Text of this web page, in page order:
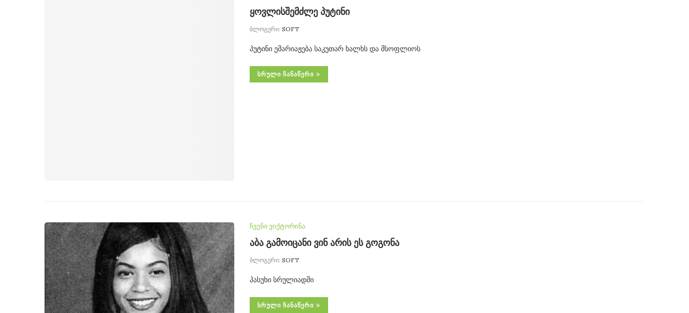
ყოვლისშემძლე პუტინი
ბლოგერი: SOFT
პუტინი ემარიაჟება საკუთარ ხალხს და მსოფლიოს
ᲡᲠᲣᲚᲘ ᲩᲐᲜᲐᲬᲔᲠᲘ
ჩვენი ვიქტორინა
აბა გამოიცანი ვინ არის ეს გოგონა
ბლოგერი: SOFT
პასუხი სრულიადში
ᲡᲠᲣᲚᲘ ᲩᲐᲜᲐᲬᲔᲠᲘ